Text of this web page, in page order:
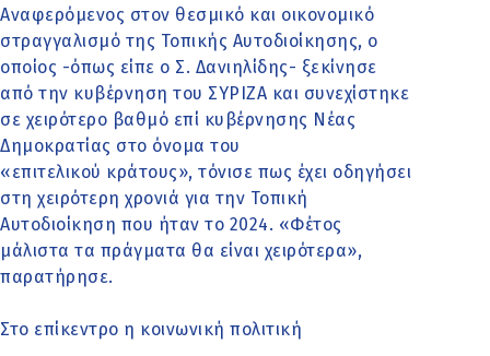
Αναφερόμενος στον θεσμικό και οικονομικό
στραγγαλισμό της Τοπικής Αυτοδιοίκησης, ο
οποίος -όπως είπε ο Σ. Δανιηλίδης- ξεκίνησε
από την κυβέρνηση του ΣΥΡΙΖΑ και συνεχίστηκε
σε χειρότερο βαθμό επί κυβέρνησης Νέας
Δημοκρατίας στο όνομα του
«επιτελικού κράτους», τόνισε πως έχει οδηγήσει
στη χειρότερη χρονιά για την Τοπική
Αυτοδιοίκηση που ήταν το 2024. «Φέτος
μάλιστα τα πράγματα θα είναι χειρότερα»,
παρατήρησε.
Στο επίκεντρο η κοινωνική πολιτική